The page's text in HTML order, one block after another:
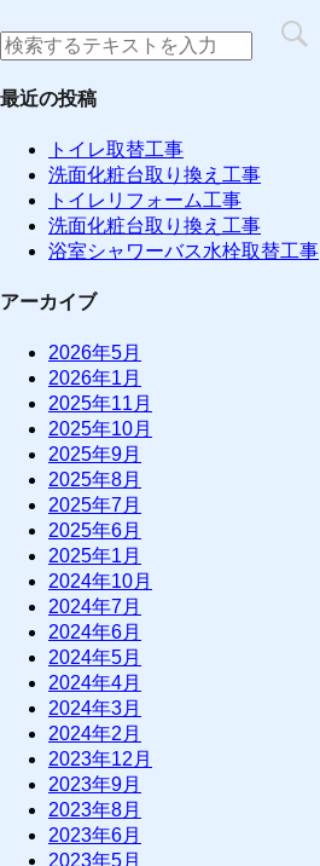
最近の投稿
トイレ取替工事
洗面化粧台取り換え工事
トイレリフォーム工事
洗面化粧台取り換え工事
浴室シャワーバス水栓取替工事
アーカイブ
2026年5月
2026年1月
2025年11月
2025年10月
2025年9月
2025年8月
2025年7月
2025年6月
2025年1月
2024年10月
2024年7月
2024年6月
2024年5月
2024年4月
2024年3月
2024年2月
2023年12月
2023年9月
2023年8月
2023年6月
2023年5月